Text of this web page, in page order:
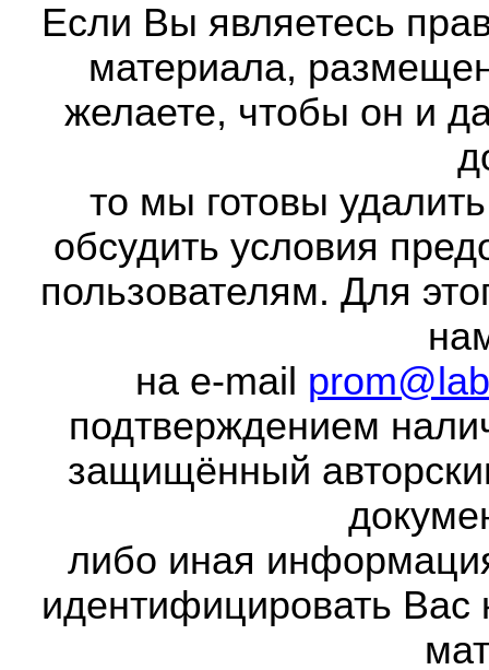
Если Вы являетесь
материала,
желаете, чтобы он и
то мы готовы
обсудить условия
пользователям. Для
на e-mail
подтверждением
защищённый
либо иная
идентифицировать Вас